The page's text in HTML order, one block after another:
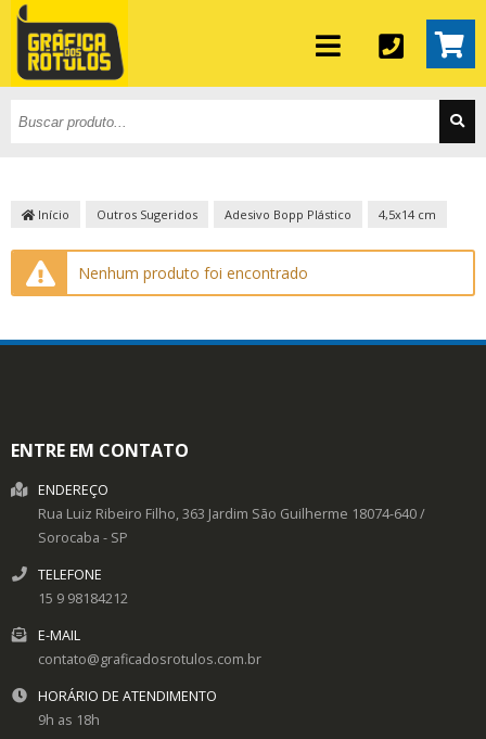
Início Outros Sugeridos Adesivo Bopp Plástico 4,5x14 cm
Nenhum produto foi encontrado
ENTRE EM CONTATO
ENDEREÇO
Rua Luiz Ribeiro Filho, 363 Jardim São Guilherme 18074-640/
Sorocaba - SP
TELEFONE
15 9 98184212
E-MAIL
contato@graficadosrotulos.com.br
HORÁRIO DE ATENDIMENTO
9h as 18h